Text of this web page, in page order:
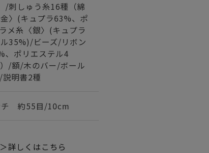
/刺しゅう糸16種（綿
〉(キュプラ63%、ポ
メ糸〈銀〉(キュプラ
35%)/ビーズ/リボン
、ポリエステル4
/額/木のバー/ボール
明書2種
チ 約55目/10cm
詳しくはこちら